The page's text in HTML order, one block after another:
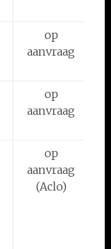
op
aanvraag
op
aanvraag
op
aanvraag
(Aclo)